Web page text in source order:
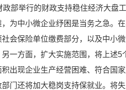
政部举行的财政支持稳住经济大盘
为中小微企业纾困是当务之急。
会保险单位缴费部分，以及中小
一方面，扩大实施范围，将上述
出现企业生产经营困难、符合国
门还将加大稳岗支持保就业。将